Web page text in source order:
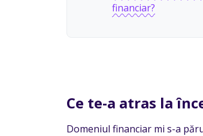
financiar?
Ce te-a atras la
Domeniul financiar mi s-a